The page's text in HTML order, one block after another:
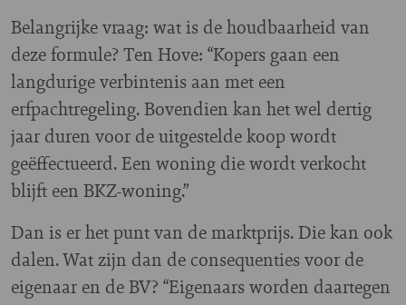
Belangrijke vraag: wat is de houdbaarheid van
deze formule? Ten Hove: “Kopers gaan een
langdurige verbintenis aan met een
erfpachtregeling. Bovendien kan het wel dertig
jaar duren voor de uitgestelde koop wordt
geëffectueerd. Een woning die wordt verkocht
blijft een BKZ-woning.”
Dan is er het punt van de marktprijs. Die kan ook
dalen. Wat zijn dan de consequenties voor de
eigenaar en de BV? “Eigenaars worden daartegen